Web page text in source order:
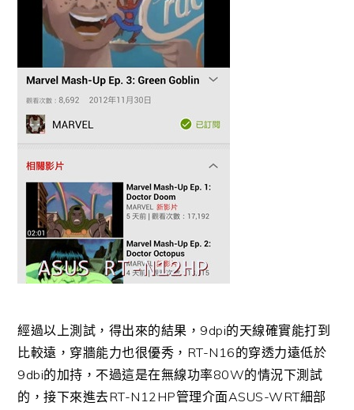
經過以上測試，得出來的結果，9dpi的天線確實能打到
比較遠，穿牆能力也很優秀，RT-N16的穿透力遠低於
9dbi的加持，不過這是在無線功率80W的情況下測試
的，接下來進去RT-N12HP管理介面ASUS-WRT細部